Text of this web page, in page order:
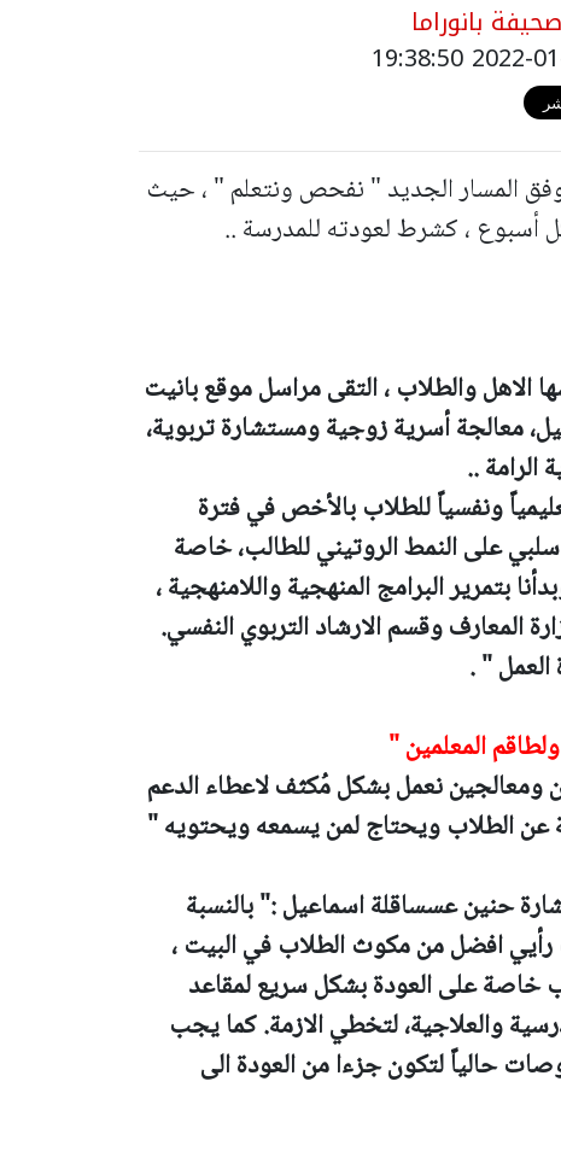
بانوراما
المسار الجديد " نفحص ونتعلم " ، حيث
، كشرط لعودته للمدرسة ..
والطلاب ، التقى مراسل موقع بانيت
معالجة أسرية زوجية ومستشارة تربوية،
الرامة ..
ونفسياً للطلاب بالأخص في فترة
سلبي على النمط الروتيني للطالب، خاصة
بتمرير البرامج المنهجية واللامنهجية ،
المعارف وقسم الارشاد التربوي النفسي.
" .
المعلمين "
نعمل بشكل مُكثف لاعطاء الدعم
عن الطلاب ويحتاج لمن يسمعه ويحتويه "
حنين عسساقلة اسماعيل :" بالنسبة
افضل من مكوث الطلاب في البيت ،
خاصة على العودة بشكل سريع لمقاعد
والعلاجية، لتخطي الازمة. كما يجب
حالياً لتكون جزءا من العودة الى